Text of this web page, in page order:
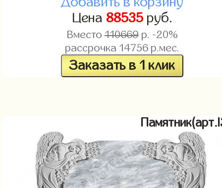
Цена 88535руб.
Вместо110669р. -20%
рассрочка 14756 р.мес.
Заказать в 1 клик